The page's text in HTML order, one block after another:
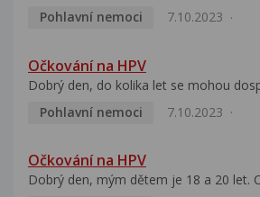
Pohlavní nemoci
7.10.2023
Očkování na HPV
Dobrý den, do kolika let se mohou
Pohlavní nemoci
7.10.2023
Očkování na HPV
Dobrý den, mým dětem je 18 a 20 let.